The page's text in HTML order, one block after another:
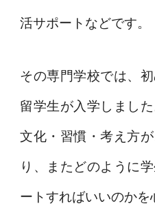
活サポートなどです。
その専門学校では、
留学生が入学しまし
文化・習慣・考え方
り、またどのように
ートすればいいのかを